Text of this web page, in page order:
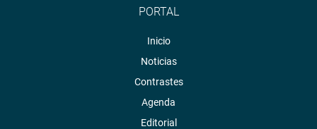
PORTAL
Inicio
Noticias
Contrastes
Agenda
Editorial